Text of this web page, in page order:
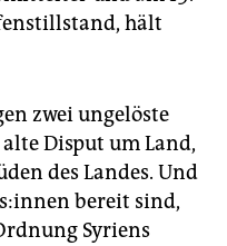
hält
zwei ungelöste
Disput um Land,
des Landes. Und
bereit sind,
Syriens